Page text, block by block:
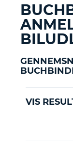
VIS